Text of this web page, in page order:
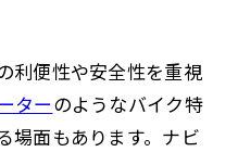
利便性や安全性を重視
ターのようなバイク特
場面もあります。ナビ